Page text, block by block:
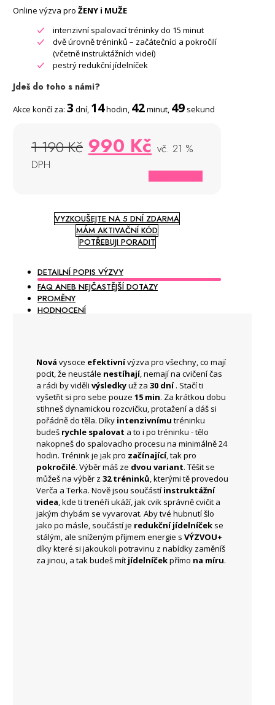
Online výzva pro ŽENY i MUŽE
intenzivní spalovací tréninky do 15 minut
dvě úrovně tréninků – začátečníci a pokročilí
(včetně instruktážních videí)
pestrý redukční jídelníček
Jdeš do toho s námi?
Akce končí za: 3 dní, 14hodin, 42minut, 48 sekund
1 190Kč Původní
cena
byla:
190 Kč.
990 Kč Aktuální
cena
je:
990 Kč.
vč. 21 %
DPH
VYZKOUŠEJTE NA 5 DNÍ ZDARMA
MÁM AKTIVAČNÍ KÓD
POTŘEBUJI PORADIT
DETAILNÍ POPIS VÝZVY
FAQ ANEB NEJČASTĚJŠÍ DOTAZY
PROMĚNY
HODNOCENÍ
Nová vysoce efektivnívýzva pro všechny, co mají
pocit, že neustále nestíhají, nemají na cvičení čas
a rádi by viděli výsledkyuž za 30 dní. Stačí ti
vyšetřit si pro sebe pouze 15 min. Za krátkou dobu
stihneš dynamickou rozcvičku, protažení a dáš si
pořádně do těla. Díky intenzivnímu tréninku
budeš rychle spalovat a to i po tréninku - tělo
nakopneš do spalovacího procesu na minimálně 24
hodin. Trénink je jak pro začínající, tak pro
pokročilé. Výběr máš ze dvou variant. Těšit se
můžeš na výběr z 32 tréninků, kterými tě provedou
Verča a Terka. Nově jsou součástí instruktážní
videa, kde ti trenéři ukáží, jak cvik správně cvičit a
jakým chybám se vyvarovat. Aby tvé hubnutí šlo
jako po másle, součástí je redukční jídelníček se
stálým, ale sníženým příjmem energie s VÝZVOU+
díky které si jakoukoli potravinu z nabídky zaměníš
za jinou, a tak budeš mít jídelníčekpřímo na míru.